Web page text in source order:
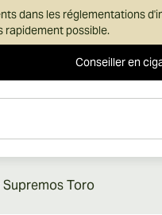
dans les réglementations
rapidement possible.
Conseiller en
Toro